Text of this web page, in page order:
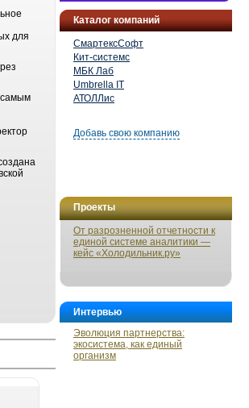
Каталог компаний
СмартексСофт
Кит-системс
МБК Лаб
Umbrella IT
АТОЛЛис
Добавь свою компанию
Проекты
От разрозненной отчетности к
единой системе аналитики —
кейс «Холодильник.ру»
Интервью
Эволюция партнерства:
экосистема, как единый
организм
для
самым